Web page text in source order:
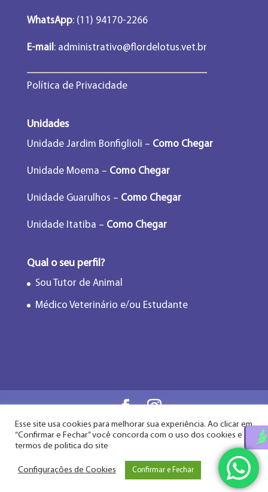
WhatsApp: (11) 94170-2266
E-mail :administrativo@flordelotus.vet.br
Política de Privacidade
Unidades
Unidade Jardim Bonfiglioli – Como Chegar
Unidade Moema – Como Chegar
Unidade Guarulhos – Como Chegar
Unidade Itatiba – Como Chegar
Qual o seu perfil?
Sou Tutor de Animal
Médico Veterinário e/ou Estudante
Flor de Lótus Acupuntura Veterinária® - Desde
Esse site usa cookies para melhorar sua experiência. Ao clicar em
“Confirmar e Fechar” você concorda com o uso dos cookies e
termos de politica do site
Configurações de Cookies Confirmar e Fechar